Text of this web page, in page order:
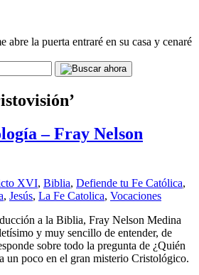
abre la puerta entraré en su casa y cenaré
– Fray Nelson
XVI, Biblia, Defiende tu Fe Católica,
, Jesús, La Fe Catolica, Vocaciones
a la Biblia, Fray Nelson Medina
y muy sencillo de entender, de
sobre todo la pregunta de ¿Quién
un poco en el gran misterio Cristológico.